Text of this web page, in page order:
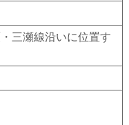
三瀬線沿いに位置す